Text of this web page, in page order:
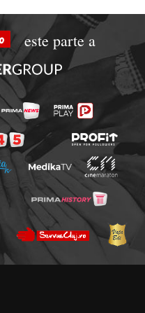
este parte a